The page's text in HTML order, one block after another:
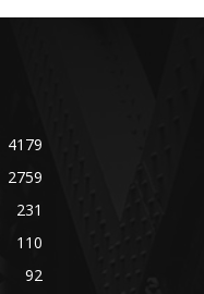
4179
2759
231
110
92